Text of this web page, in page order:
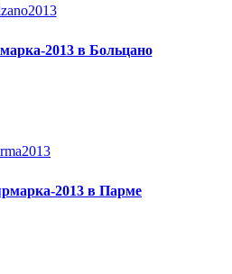
2013 в Больцано
2013 в Парме